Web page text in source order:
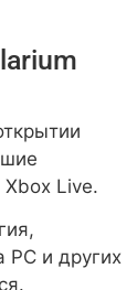
в сериале
охранную
во Франции
Live.
PC и других